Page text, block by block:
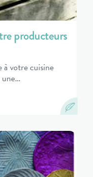
producteurs
à votre cuisine